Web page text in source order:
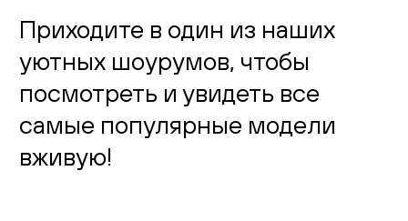
Приходите в один из наших
уютных шоурумов, чтобы
посмотреть и увидеть все
самые популярные модели
вживую!